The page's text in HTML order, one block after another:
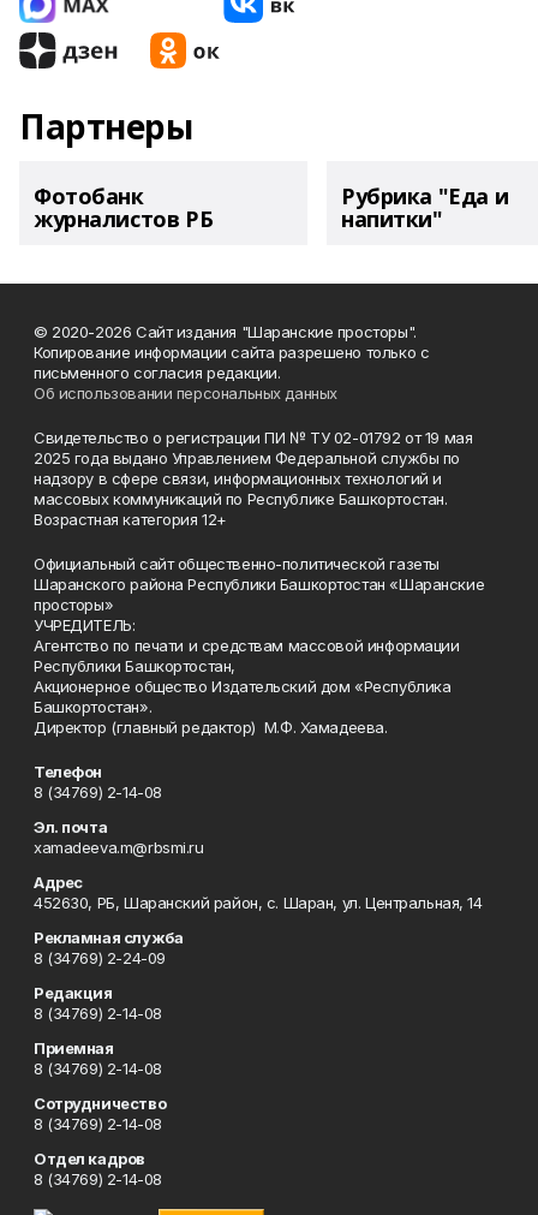
Партнеры
Фотобанк
журналистов РБ
Рубрика "Еда и
напитки"
© 2020-2026 Сайт издания "Шаранские просторы".
Копирование информации сайта разрешено только с
письменного согласия редакции.
Об использовании персональных данных
Свидетельство о регистрации ПИ № ТУ 02-01792 от 19 мая
2025 года выдано Управлением Федеральной службы по
надзору в сфере связи, информационных технологий и
массовых коммуникаций по Республике Башкортостан.
Возрастная категория 12+
Официальный сайт общественно-политической газеты
Шаранского района Республики Башкортостан «Шаранские
просторы»
УЧРЕДИТЕЛЬ:
Агентство по печати и средствам массовой информации
Республики Башкортостан,
Акционерное общество Издательский дом «Республика
Башкортостан».
Директор (главный редактор) М.Ф. Хамадеева.
Телефон
8 (34769) 2-14-08
Эл. почта
xamadeeva.m@rbsmi.ru
Адрес
452630, РБ, Шаранский район, с. Шаран, ул. Центральная, 14
Рекламная служба
8 (34769) 2-24-09
Редакция
8 (34769) 2-14-08
Приемная
8 (34769) 2-14-08
Сотрудничество
8 (34769) 2-14-08
Отдел кадров
8 (34769) 2-14-08